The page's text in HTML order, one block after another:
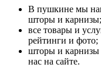
В пушкине мы
шторы и карнизы;
все товары и
рейтинги и фото;
шторы и
нас на сайте.